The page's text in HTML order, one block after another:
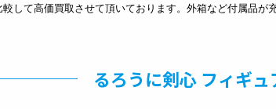
して高価買取させて頂いております。外箱など付属品が
るろうに剣心 フィギュ